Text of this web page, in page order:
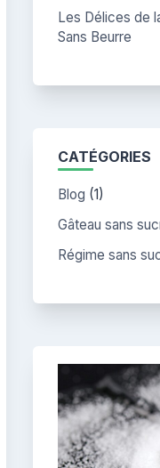
Les Délices de
Sans Beurre
CATÉGORIES
Blog (1)
Gâteau sans
Régime sans